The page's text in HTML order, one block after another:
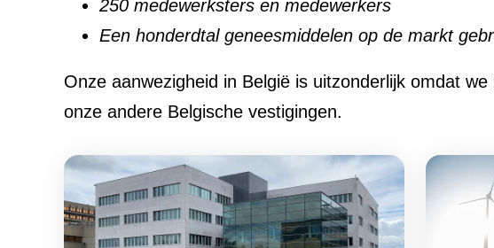
250 medewerksters en medewerkers
Een honderdtal geneesmiddelen op de markt
Onze aanwezigheid in België is uitzonderlijk omdat
onze andere Belgische vestigingen.